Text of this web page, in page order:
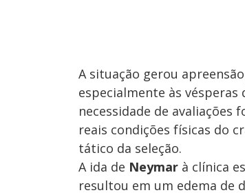
A situação gerou
especialmente às
necessidade de avaliações
reais condições físicas do
tático da seleção.
A ida de Neymar à clínica
resultou em um edema de